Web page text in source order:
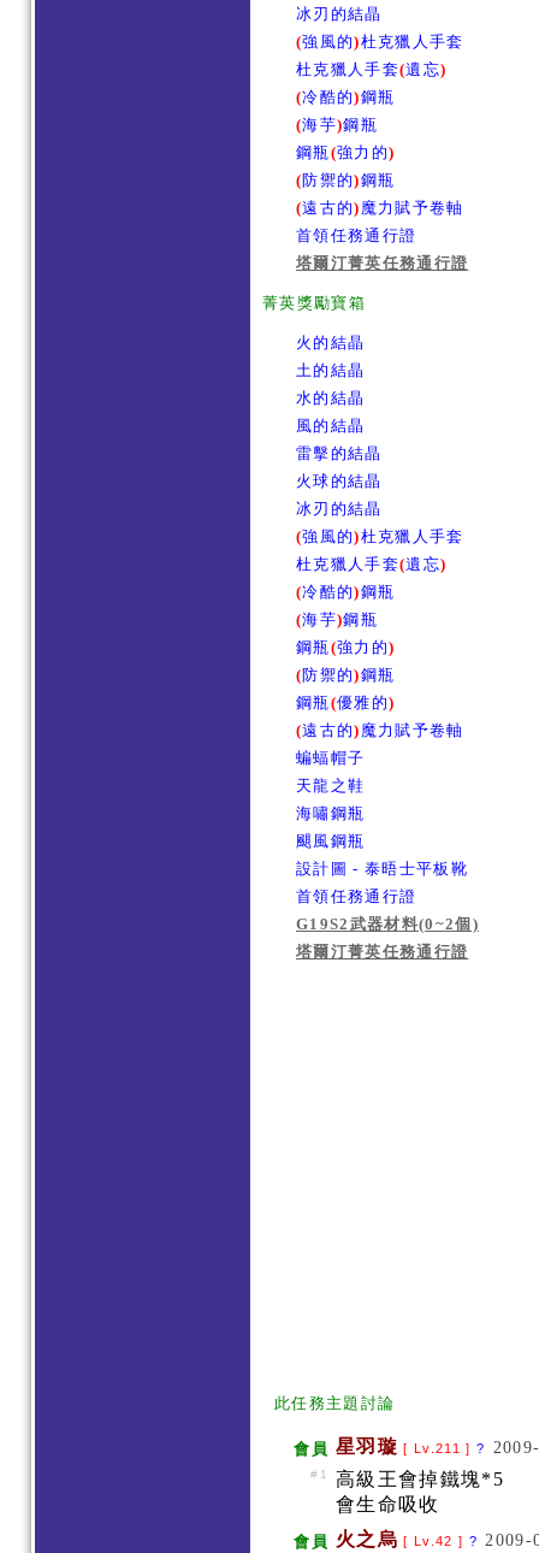
冰刃的結晶
(強風的)杜克獵人手套
杜克獵人手套(遺忘)
(冷酷的)鋼瓶
(海芋)鋼瓶
鋼瓶(強力的)
(防禦的)鋼瓶
(遠古的) 魔力賦予卷軸
首領任務通行證
塔爾汀菁英任務通行證
菁英獎勵寶箱
火的結晶
土的結晶
水的結晶
風的結晶
雷擊的結晶
火球的結晶
冰刃的結晶
(強風的)杜克獵人手套
杜克獵人手套(遺忘)
(冷酷的)鋼瓶
(海芋)鋼瓶
鋼瓶(強力的)
(防禦的)鋼瓶
鋼瓶(優雅的)
(遠古的) 魔力賦予卷軸
蝙蝠帽子
天龍之鞋
海嘯鋼瓶
颶風鋼瓶
設計圖 - 泰晤士平板靴
首領任務通行證
G19S2武器材料(0~2個)
塔爾汀菁英任務通行證
此任務主題討論
會員 星羽璇 [ Lv.211 ] ?
#1
高級王會掉鐵塊*5
會生命吸收
會員 火之烏 [ Lv.42 ] ? 2009-